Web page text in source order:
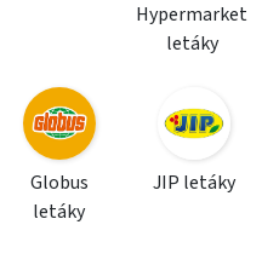
Hypermarket
letáky
Globus
letáky
JIP letáky